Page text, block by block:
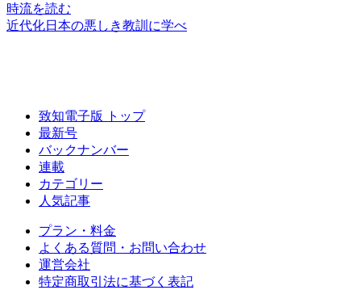
時流を読む
近代化日本の悪しき教訓に学べ
致知電子版 トップ
最新号
バックナンバー
連載
カテゴリー
人気記事
プラン・料金
よくある質問・お問い合わせ
運営会社
特定商取引法に基づく表記